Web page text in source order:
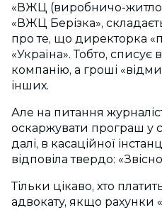
«ВЖЦ (виробничо-
«ВЖЦ Берізка»,
про те, що директорка
«Україна». Тобто, списує
компанію, а гроші
інших.
Але на питання
оскаржувати програш у
далі, в касаційної
відповіла твердо:
Тільки цікаво, хто
адвокату, якщо рахунки